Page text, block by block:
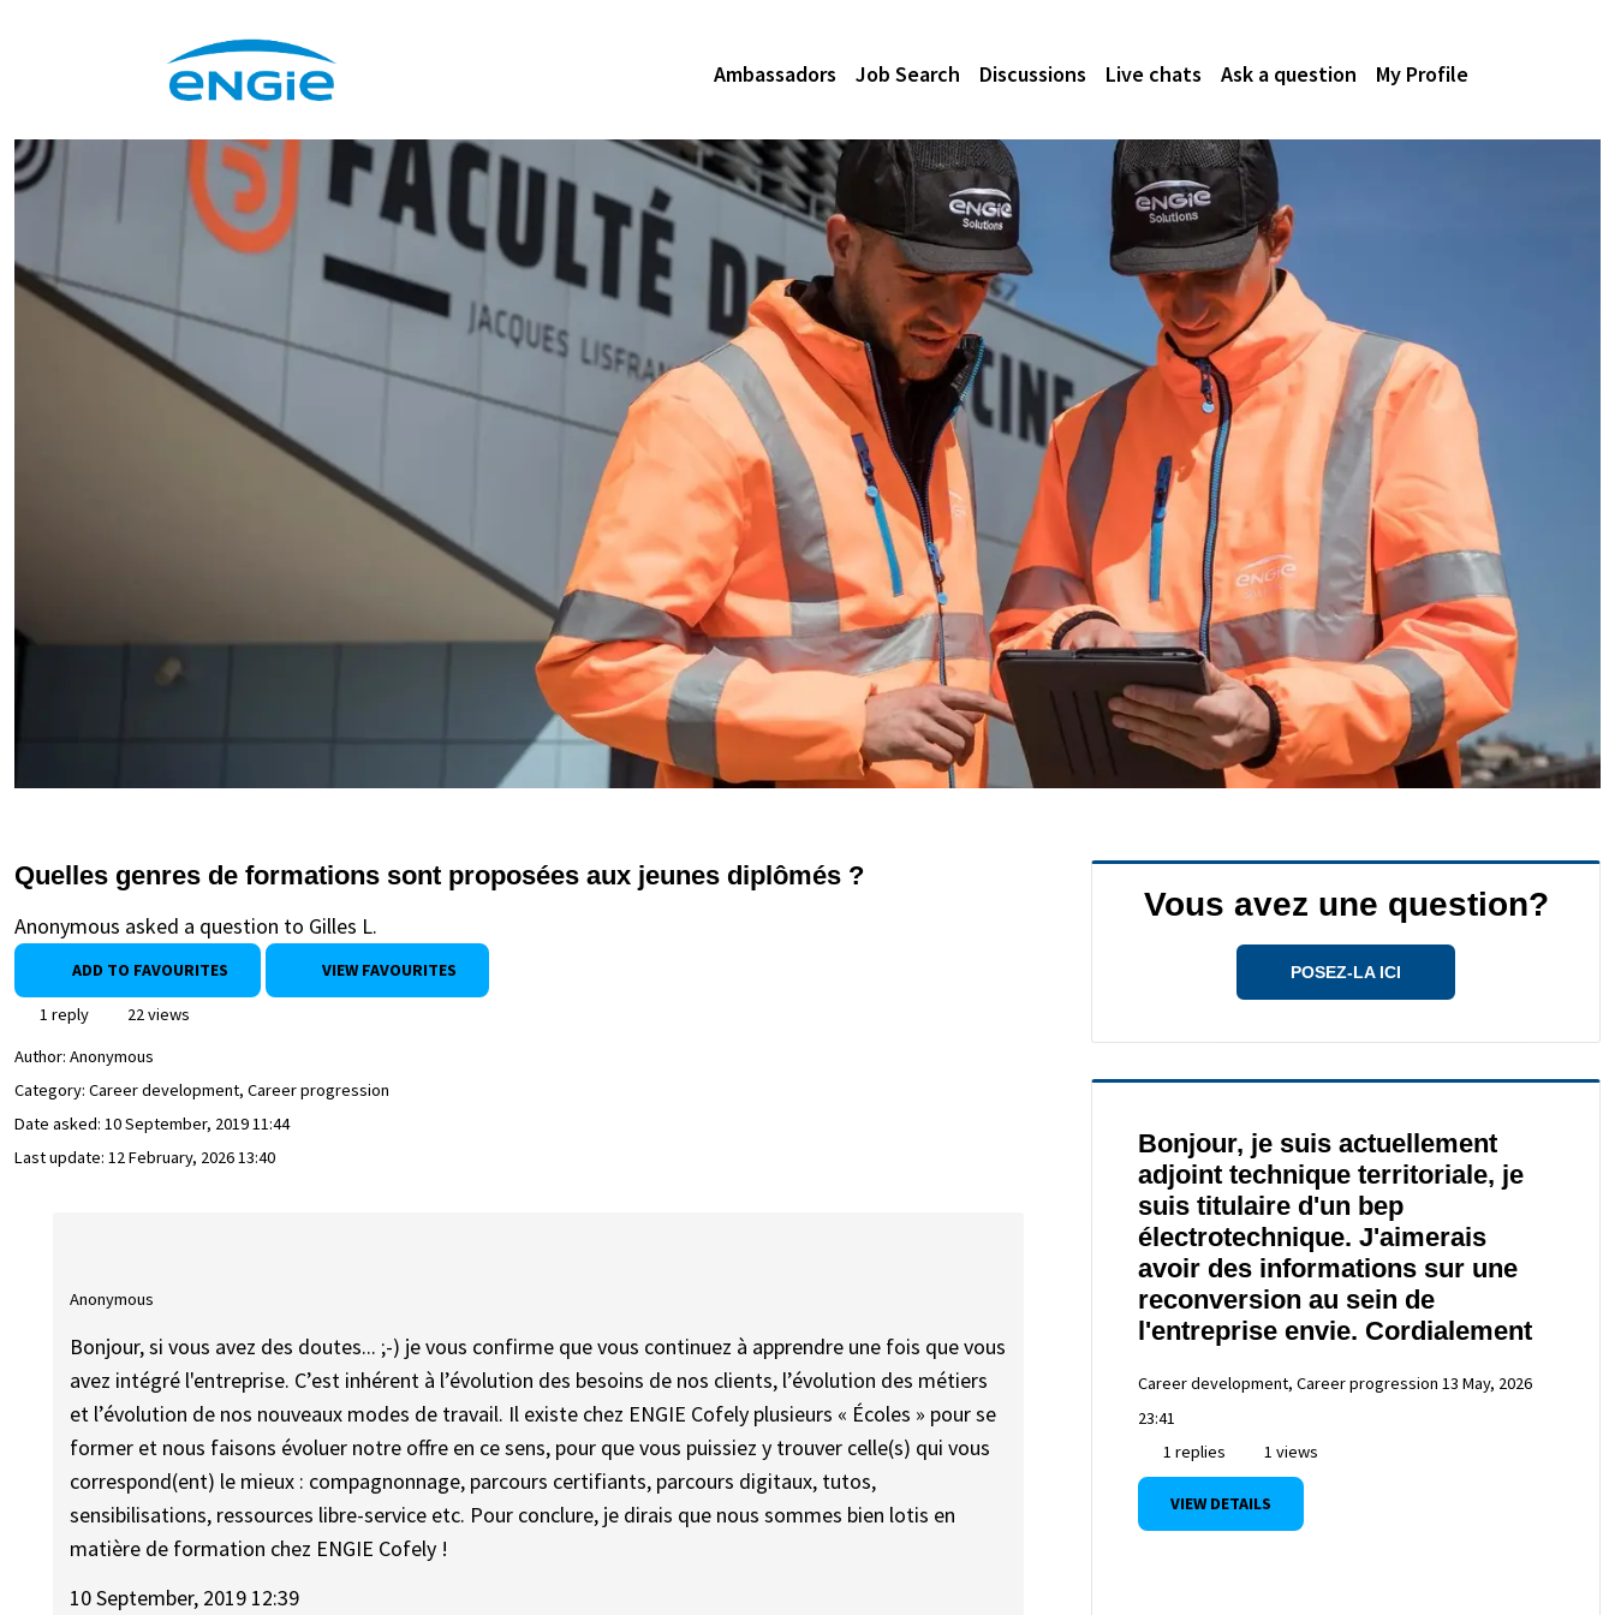
Ambassadors Job Search Discussions Live chats Ask a question My Profile
Quelles genres de formations sont proposées aux jeunes diplômés ?
Anonymous asked a question to Gilles L.
ADD TO FAVOURITES VIEW FAVOURITES
1 reply
22 views
Author: Anonymous
Category: Career development, Career progression
Date asked: 10 September, 2019 11:44
Last update: 12 February, 2026 13:40
Anonymous
Bonjour, si vous avez des doutes... ;-) je vous confirme que vous continuez à apprendre une fois que vous
avez intégré l'entreprise. C’est inhérent à l’évolution des besoins de nos clients, l’évolution des métiers
et l’évolution de nos nouveaux modes de travail. Il existe chez ENGIE Cofely plusieurs « Écoles » pour se
former et nous faisons évoluer notre offre en ce sens, pour que vous puissiez y trouver celle(s) qui vous
correspond(ent) le mieux : compagnonnage, parcours certifiants, parcours digitaux, tutos,
sensibilisations, ressources libre-service etc. Pour conclure, je dirais que nous sommes bien lotis en
matière de formation chez ENGIE Cofely !
10 September, 2019 12:39
Vous avez une question?
POSEZ-LA ICI
Bonjour, je suis actuellement
adjoint technique territoriale, je
suis titulaire d'un bep
électrotechnique. J'aimerais
avoir des informations sur une
reconversion au sein de
l'entreprise envie. Cordialement
Career development, Career progression 13 May, 2026
23:41
1 replies
1 views
VIEW DETAILS